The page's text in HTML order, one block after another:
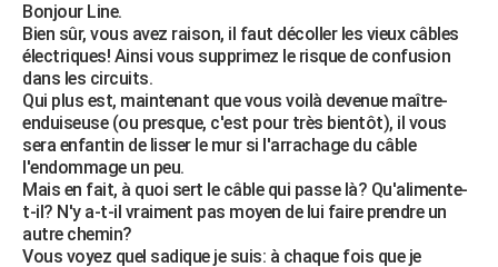
Bonjour Line.
Bien sûr, vous avez raison, il faut décoller les vieux câbles
électriques! Ainsi vous supprimez le risque de confusion
dans les circuits.
Qui plus est, maintenant que vous voilà devenue maître-
enduiseuse (ou presque, c'est pour très bientôt), il vous
sera enfantin de lisser le mur si l'arrachage du câble
l'endommage un peu.
Mais en fait, à quoi sert le câble qui passe là? Qu'alimente-
t-il? N'y a-t-il vraiment pas moyen de lui faire prendre un
autre chemin?
Vous voyez quel sadique je suis: à chaque fois que je